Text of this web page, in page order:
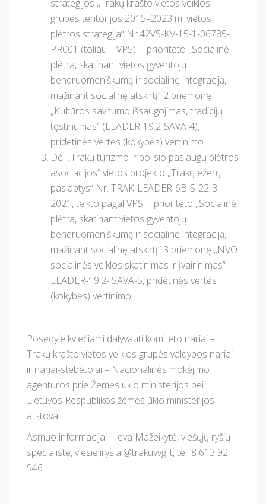
strategijos „Trakų krašto vietos veiklos
grupės teritorijos 2015–2023 m. vietos
plėtros strategija“ Nr.42VS-KV-15-1-06785-
PR001 (toliau – VPS) II prioriteto ,,Socialinė
plėtra, skatinant vietos gyventojų
bendruomeniškumą ir socialinę integraciją,
mažinant socialinę atskirtį“ 2 priemonę
„Kultūros savitumo išsaugojimas, tradicijų
tęstinumas“ (LEADER-19.2-SAVA-4),
pridėtinės vertės (kokybės) vertinimo.
Dėl „Trakų turizmo ir poilsio paslaugų plėtros
asociacijos“ vietos projekto „Trakų ežerų
paslaptys“ Nr. TRAK-LEADER-6B-S-22-3-
2021, teikto pagal VPS II prioriteto ,,Socialinė
plėtra, skatinant vietos gyventojų
bendruomeniškumą ir socialinę integraciją,
mažinant socialinę atskirtį“ 3 priemonę „NVO
socialinės veiklos skatinimas ir įvairinimas“
LEADER-19.2- SAVA-5, pridėtinės vertės
(kokybės) vertinimo.
Posėdyje kviečiami dalyvauti komiteto nariai –
Trakų krašto vietos veiklos grupės valdybos nariai
ir nariai-stebėtojai – Nacionalinės mokėjimo
agentūros prie Žemės ūkio ministerijos bei
Lietuvos Respublikos žemės ūkio ministerijos
atstovai.
Asmuo informacijai - Ieva Mažeikytė, viešųjų ryšių
specialistė,viesiejirysiai@trakuvvg.lt, tel. 8 613 92
946